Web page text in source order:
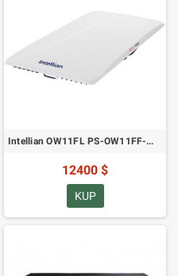
Intellian OW11FL PS-OW11FF-W Full Duplex OneWeb Enterprise Land Stały terminal użytkownika
12400 $
KUP